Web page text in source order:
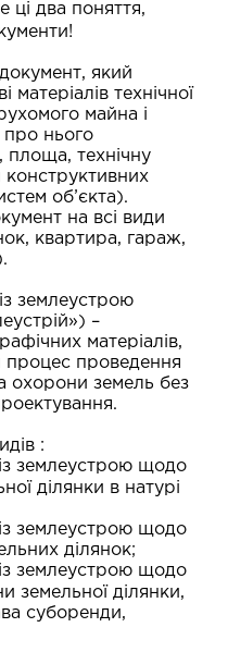
ці два поняття,
який
матеріалів технічної
майна і
про нього
площа, технічну
об’єкта).
на всі види
квартира, гараж,
землеустрою
–
матеріалів,
процес проведення
охорони земель без
:
землеустрою щодо
ділянки в натурі
землеустрою щодо
ділянок;
землеустрою щодо
земельної ділянки,
суборенди,